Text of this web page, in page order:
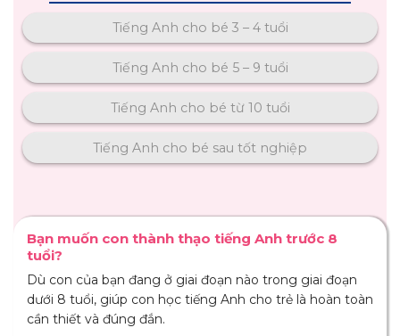
Tiếng Anh cho bé 3 – 4 tuổi
Tiếng Anh cho bé 5 – 9 tuổi
Tiếng Anh cho bé từ 10 tuổi
Tiếng Anh cho bé sau tốt nghiệp
Bạn muốn con thành thạo tiếng Anh trước 8
tuổi?
Dù con của bạn đang ở giai đoạn nào trong giai đoạn
dưới 8 tuổi, giúp con học tiếng Anh cho trẻ là hoàn toàn
cần thiết và đúng đắn.